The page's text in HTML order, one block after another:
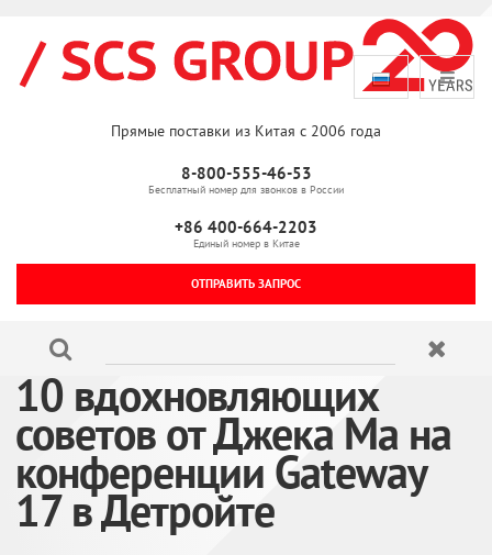
Прямые поставки из Китая с 2006 года
8-800-555-46-53
Бесплатный номер для звонков в России
+86 400-664-2203
Единый номер в Китае
ОТПРАВИТЬ ЗАПРОС
10 вдохновляющих
советов от Джека Ма на
конференции Gateway
17 в Детройте